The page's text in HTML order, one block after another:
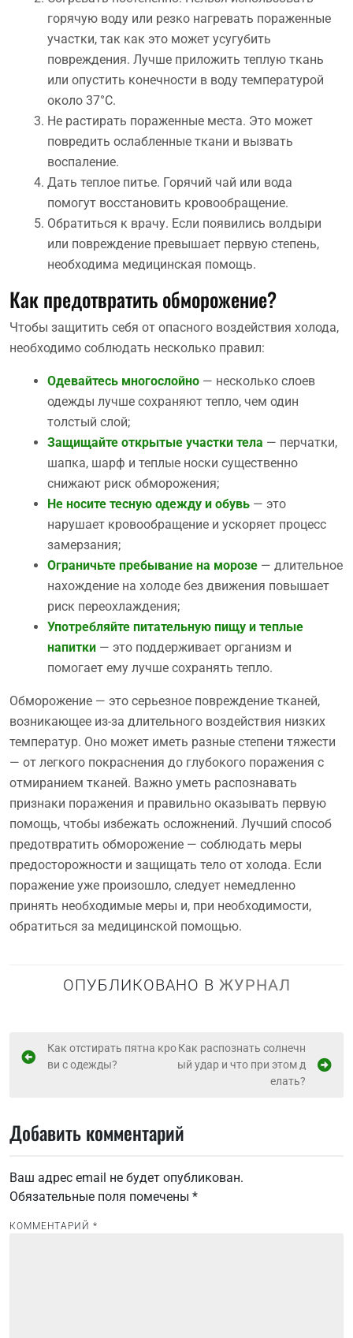
горячую воду или резко нагревать пораженные
участки, так как это может усугубить
повреждения. Лучше приложить теплую ткань
или опустить конечности в воду температурой
около 37°C.
Не растирать пораженные места. Это может
повредить ослабленные ткани и вызвать
воспаление.
Дать теплое питье. Горячий чай или вода
помогут восстановить кровообращение.
Обратиться к врачу. Если появились волдыри
или повреждение превышает первую степень,
необходима медицинская помощь.
Как предотвратить обморожение?
Чтобы защитить себя от опасного воздействия холода,
необходимо соблюдать несколько правил:
Одевайтесь многослойно — несколько слоев
одежды лучше сохраняют тепло, чем один
толстый слой;
Защищайте открытые участки тела — перчатки,
шапка, шарф и теплые носки существенно
снижают риск обморожения;
Не носите тесную одежду и обувь — это
нарушает кровообращение и ускоряет процесс
замерзания;
Ограничьте пребывание на морозе — длительное
нахождение на холоде без движения повышает
риск переохлаждения;
Употребляйте питательную пищу и теплые
напитки — это поддерживает организм и
помогает ему лучше сохранять тепло.
Обморожение — это серьезное повреждение тканей,
возникающее из-за длительного воздействия низких
температур. Оно может иметь разные степени тяжести
— от легкого покраснения до глубокого поражения с
отмиранием тканей. Важно уметь распознавать
признаки поражения и правильно оказывать первую
помощь, чтобы избежать осложнений. Лучший способ
предотвратить обморожение — соблюдать меры
предосторожности и защищать тело от холода. Если
поражение уже произошло, следует немедленно
принять необходимые меры и, при необходимости,
обратиться за медицинской помощью.
ОПУБЛИКОВАНО В ЖУРНАЛ
Н
г
а
ц
и
Как отстирать пятна кро
ви с одежды?
Как распознать солнечн
ый удар и что при этом д
елать?
Добавить комментарий
Ваш адрес email не будет опубликован.
Обязательные поля помечены *
КОММЕНТАРИЙ *